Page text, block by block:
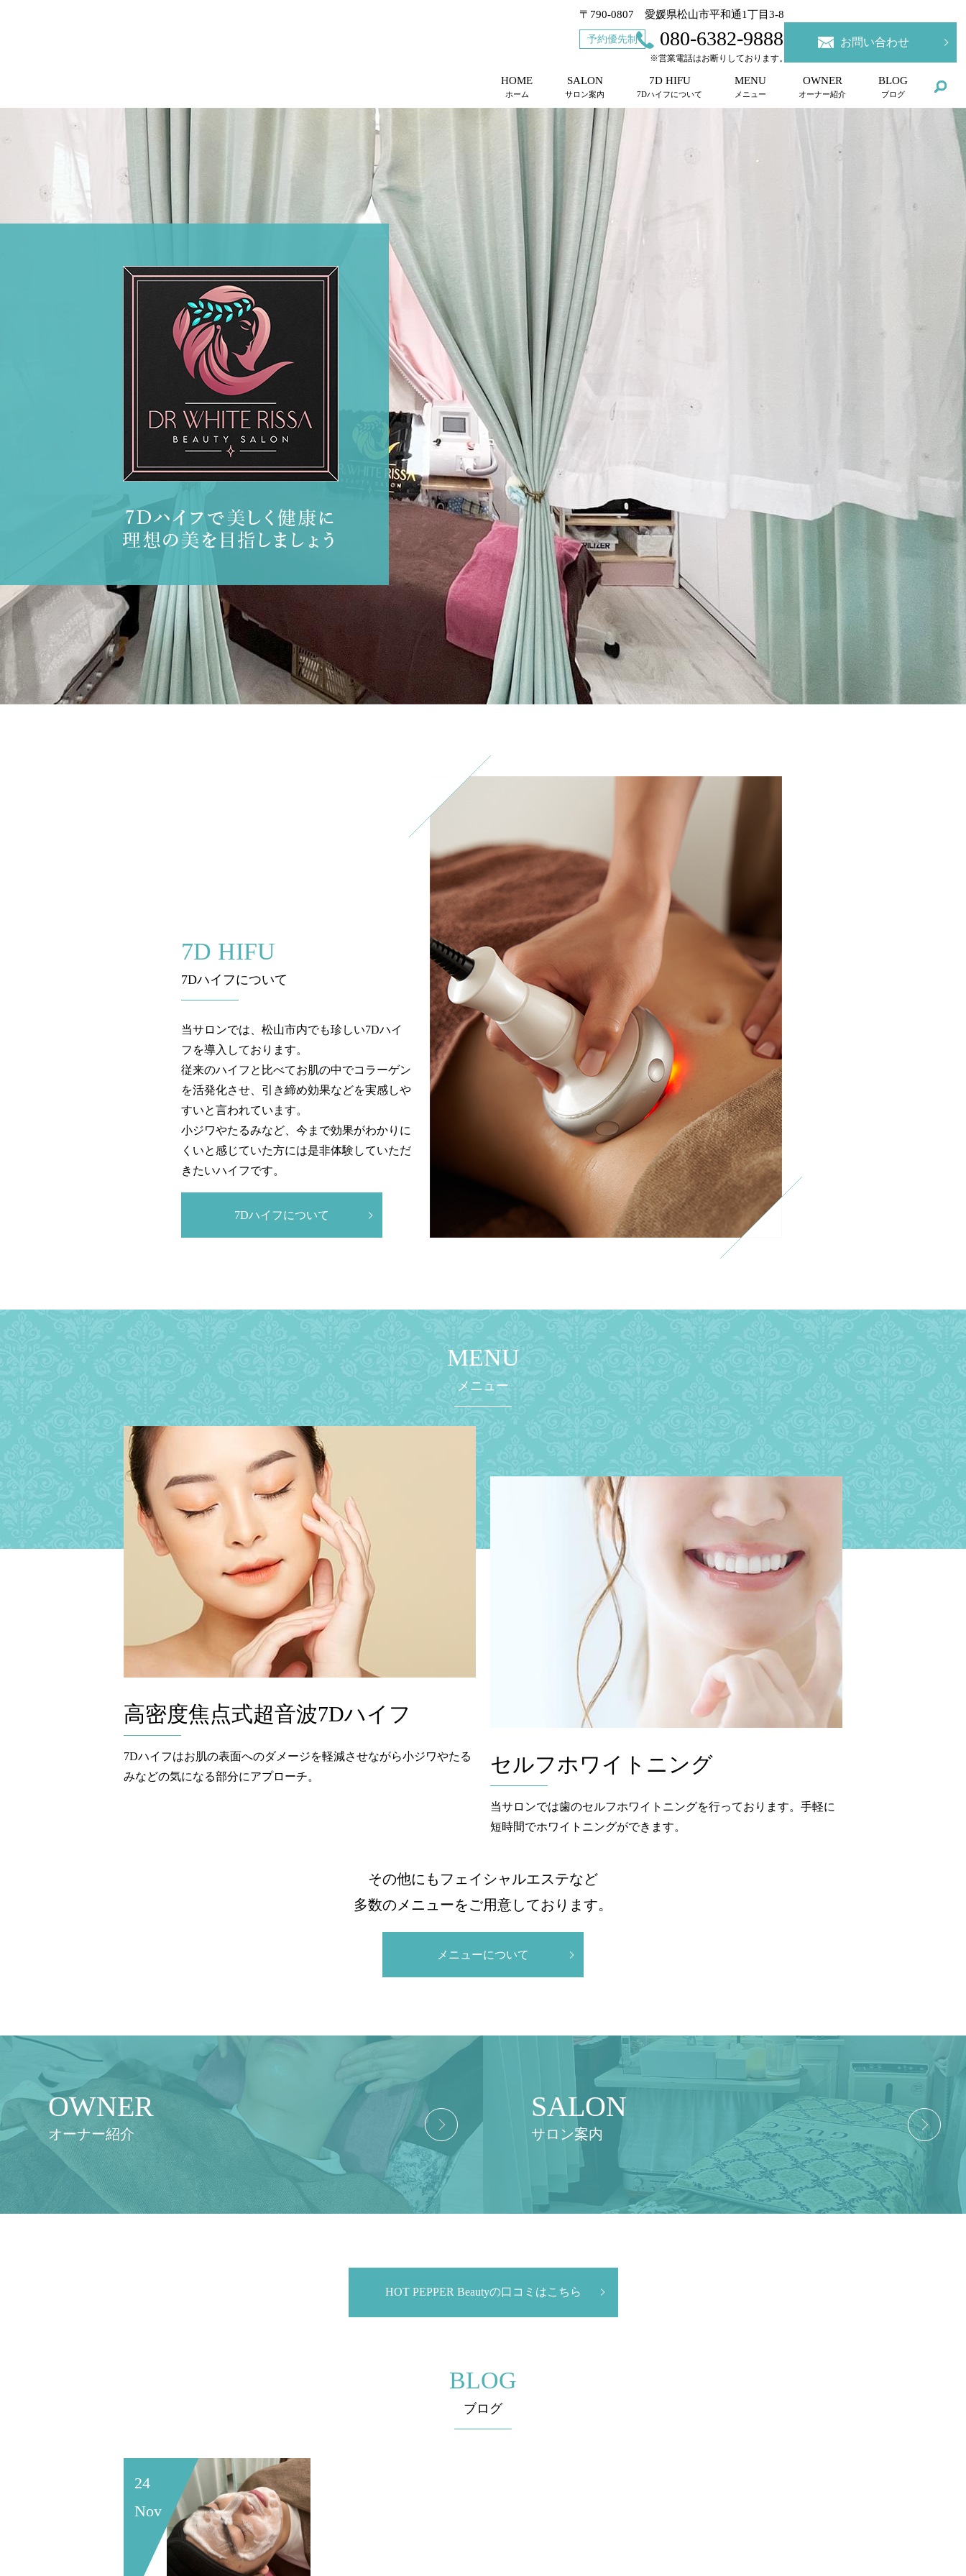
HOME
ホーム
SALON
サロン案内
7D HIFU
7Dハイフについて
MENU
メニュー
OWNER
オーナー紹介
BLOG
ブログ
〒790-0807 愛媛県松山市平和通1丁目3-8
予約優先制 080-6382-9888
※営業電話はお断りしております。
お問い合わせ
7D HIFU
7Dハイフについて
当サロンでは、松山市内でも珍しい7Dハイ
フを導入しております。
従来のハイフと比べてお肌の中でコラーゲン
を活発化させ、引き締め効果などを実感しや
すいと言われています。
小ジワやたるみなど、今まで効果がわかりに
くいと感じていた方には是非体験していただ
きたいハイフです。
7Dハイフについて
MENU
メニュー
高密度焦点式超音波7Dハイフ
7Dハイフはお肌の表面へのダメージを軽減させながら小ジワやたる
みなどの気になる部分にアプローチ。
セルフホワイトニング
当サロンでは歯のセルフホワイトニングを行っております。手軽に
短時間でホワイトニングができます。
その他にもフェイシャルエステなど
多数のメニューをご用意しております。
メニューについて
OWNER
オーナー紹介
SALON
サロン案内
HOT PEPPER Beautyの口コミはこちら
BLOG
ブログ
24
Nov